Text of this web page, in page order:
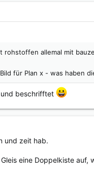
rohstoffen allemal mit
für Plan x - was haben
beschrifftet
und zeit hab.
eine Doppelkiste auf,